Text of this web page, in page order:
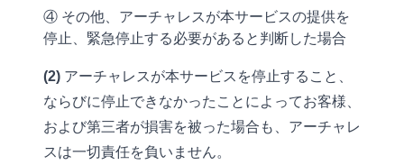
④ その他、アーチャレスが本サービスの提供を
停止、緊急停止する必要があると判断した場合
(2) アーチャレスが本サービスを停止すること、
ならびに停止できなかったことによってお客様、
および第三者が損害を被った場合も、アーチャレ
スは一切責任を負いません。